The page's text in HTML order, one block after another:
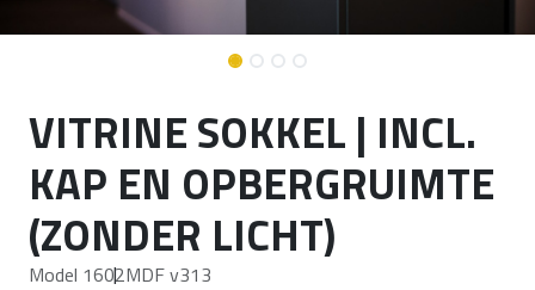
VITRINE SOKKEL | INCL.
KAP EN OPBERGRUIMTE
(ZONDER LICHT)
Model 1602MDF v313